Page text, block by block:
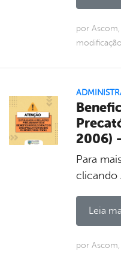
por
2006)
Para
clicando
Leia
por